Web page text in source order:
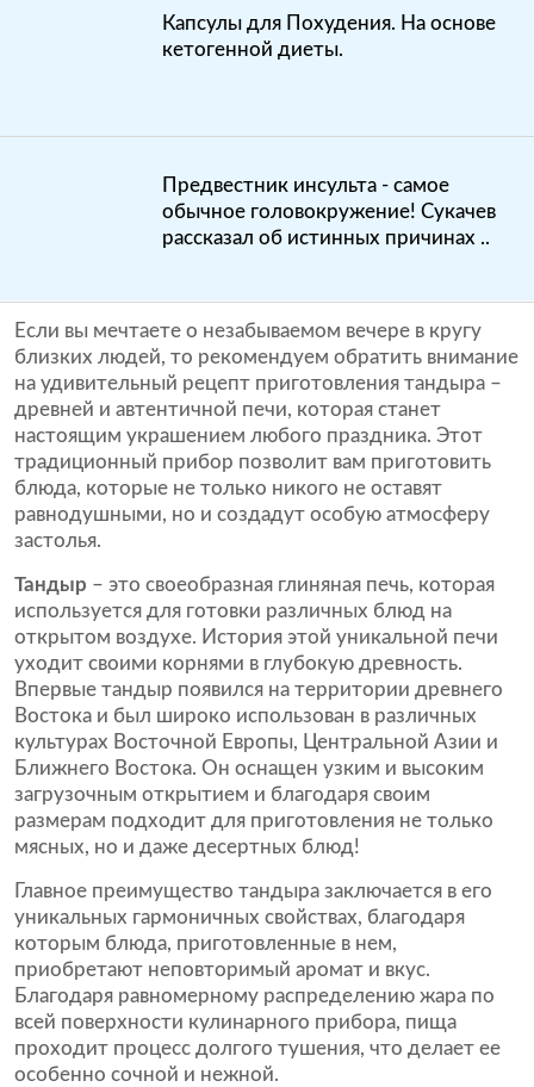
Капсулы для Похудения. На основе
кетогенной диеты.
Предвестник инсульта - самое
обычное головокружение! Сукачев
рассказал об истинных причинах ..
Если вы мечтаете о незабываемом вечере в кругу
близких людей, то рекомендуем обратить внимание
на удивительный рецепт приготовления тандыра –
древней и автентичной печи, которая станет
настоящим украшением любого праздника. Этот
традиционный прибор позволит вам приготовить
блюда, которые не только никого не оставят
равнодушными, но и создадут особую атмосферу
застолья.
Тандыр – это своеобразная глиняная печь, которая
используется для готовки различных блюд на
открытом воздухе. История этой уникальной печи
уходит своими корнями в глубокую древность.
Впервые тандыр появился на территории древнего
Востока и был широко использован в различных
культурах Восточной Европы, Центральной Азии и
Ближнего Востока. Он оснащен узким и высоким
загрузочным открытием и благодаря своим
размерам подходит для приготовления не только
мясных, но и даже десертных блюд!
Главное преимущество тандыра заключается в его
уникальных гармоничных свойствах, благодаря
которым блюда, приготовленные в нем,
приобретают неповторимый аромат и вкус.
Благодаря равномерному распределению жара по
всей поверхности кулинарного прибора, пища
проходит процесс долгого тушения, что делает ее
особенно сочной и нежной.